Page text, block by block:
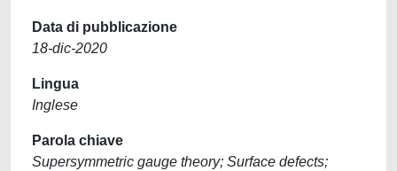
Data di pubblicazione
18-dic-2020
Lingua
Inglese
Parola chiave
Supersymmetric gauge theory; Surface defects;